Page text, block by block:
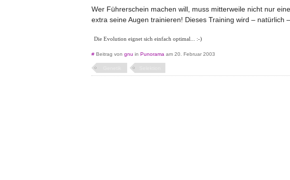
Wer Führerschein machen will, muss mitterweile nicht nur
extra seine Augen trainieren! Dieses Training wird – natürlich
Die Evolution eignet sich einfach optimal... :-)
# Beitrag von gnu in Punorama am 20. Februar 2003